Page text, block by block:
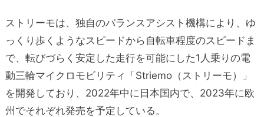
ストリーモは、独自のバランスアシスト機構により、ゆ
っくり歩くようなスピードから自転車程度のスピードま
で、転びづらく安定した走行を可能にした1人乗りの電
動三輪マイクロモビリティ「Striemo（ストリーモ）」
を開発しており、2022年中に日本国内で、2023年に欧
州でそれぞれ発売を予定している。